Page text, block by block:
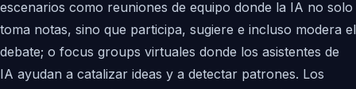
escenarios como reuniones de equipo donde la IA no solo
toma notas, sino que participa, sugiere e incluso modera el
debate; o focus groups virtuales donde los asistentes de
IA ayudan a catalizar ideas y a detectar patrones. Los